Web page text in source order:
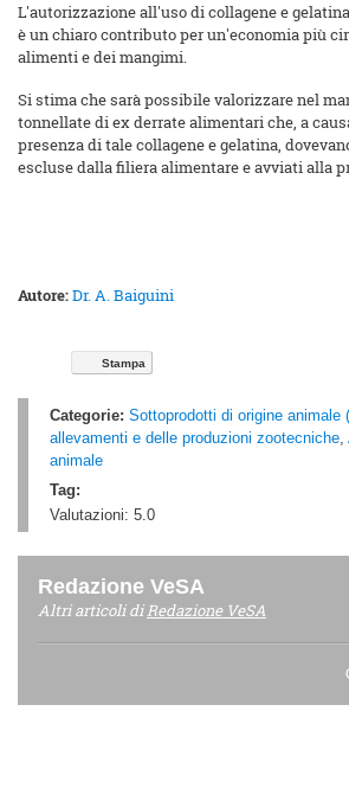
L'autorizzazione all'uso di collagene e
è un chiaro contributo per un'economia più
alimenti e dei mangimi.
Si stima che sarà possibile valorizzare nel
tonnellate di ex derrate alimentari che, a
presenza di tale collagene e gelatina,
escluse dalla filiera alimentare e avviati alla
Autore:Dr. A. Baiguini
Stampa
Categorie: Sottoprodotti di origine animale
allevamenti e delle produzioni zootecniche,
animale
Tag:
Valutazioni: 5.0
Redazione VeSA
Altri articoli diRedazione VeSA